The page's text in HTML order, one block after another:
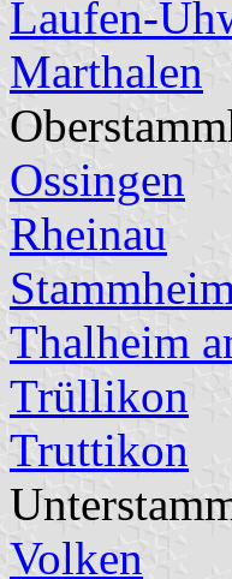
Laufen-
Marthalen
Ossingen
Rheinau
Thalheim
Trüllikon
Truttikon
Volken